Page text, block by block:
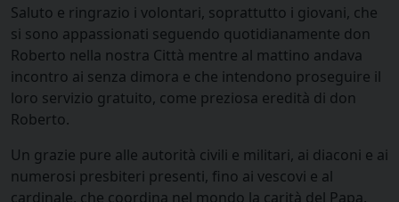
Saluto e ringrazio i volontari, soprattutto i giovani, che
si sono appassionati seguendo quotidianamente don
Roberto nella nostra Città mentre al mattino andava
incontro ai senza dimora e che intendono proseguire il
loro servizio gratuito, come preziosa eredità di don
Roberto.
Un grazie pure alle autorità civili e militari, ai diaconi e ai
numerosi presbiteri presenti, fino ai vescovi e al
cardinale, che coordina nel mondo la carità del Papa.